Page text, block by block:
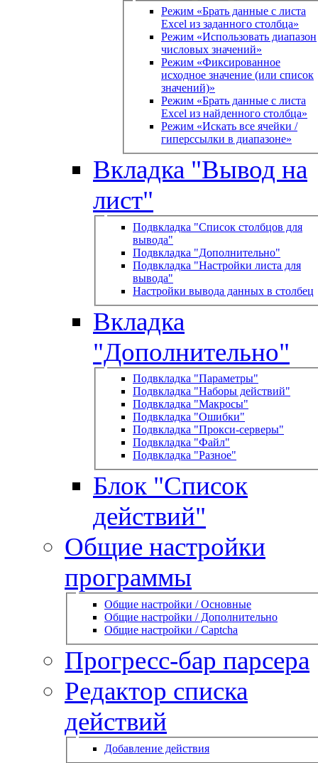
Режим «Брать данные с листа
Excel из заданного столбца»
Режим «Использовать диапазон
числовых значений»
Режим «Фиксированное
исходное значение (или список
значений)»
Режим «Брать данные с листа
Excel из найденного столбца»
Режим «Искать все ячейки /
гиперссылки в диапазоне»
Вкладка "Вывод на
лист"
Подвкладка "Список столбцов для
вывода"
Подвкладка "Дополнительно"
Подвкладка "Настройки листа для
вывода"
Настройки вывода данных в столбец
Вкладка
"Дополнительно"
Подвкладка "Параметры"
Подвкладка "Наборы действий"
Подвкладка "Макросы"
Подвкладка "Ошибки"
Подвкладка "Прокси-серверы"
Подвкладка "Файл"
Подвкладка "Разное"
Блок "Список
действий"
Общие настройки
программы
Общие настройки / Основные
Общие настройки / Дополнительно
Общие настройки / Captcha
Прогресс-бар парсера
Редактор списка
действий
Добавление действия